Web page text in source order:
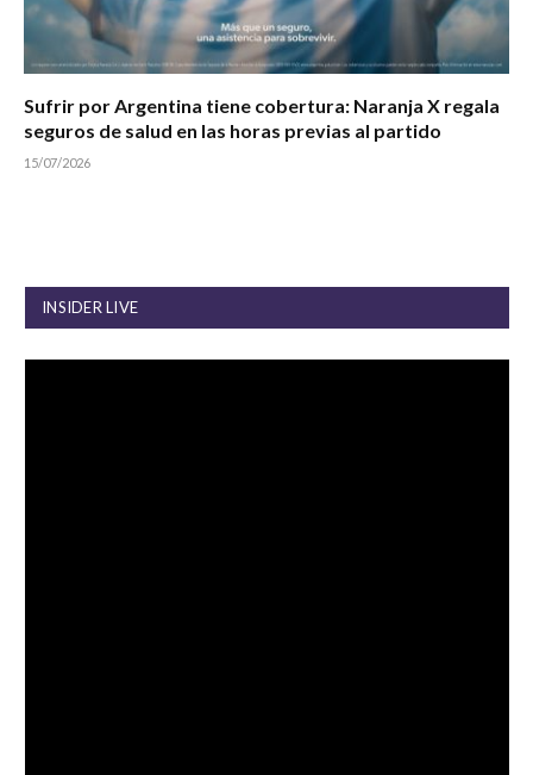
Sufrir por Argentina tiene cobertura: Naranja X regala
seguros de salud en las horas previas al partido
15/07/2026
INSIDER LIVE